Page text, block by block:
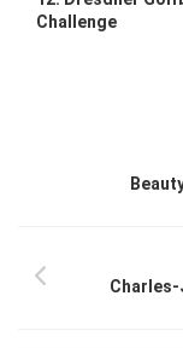
Challenge
Charles-